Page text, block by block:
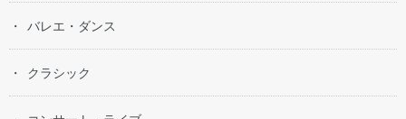
バレエ・ダンス
クラシック